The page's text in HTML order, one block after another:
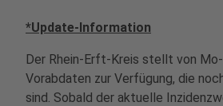
*Update-Information
Der Rhein-Erft-Kreis stellt von
Vorabdaten zur Verfügung, die
sind. Sobald der aktuelle